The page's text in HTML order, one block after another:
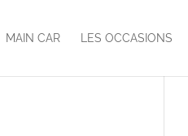
MAIN CAR LES OCCASIONS